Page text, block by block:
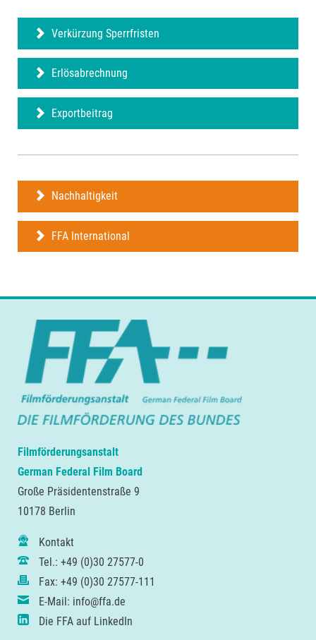
Verkürzung Sperrfristen
Erlösabrechnung
Exportbeitrag
Nachhaltigkeit
FFA International
Filmförderungsanstalt
German Federal Film Board
Große Präsidentenstraße 9
10178 Berlin
Kontakt
Tel.: +49 (0)30 27577-0
Fax: +49 (0)30 27577-111
E-Mail: info@ffa.de
Die FFA auf LinkedIn